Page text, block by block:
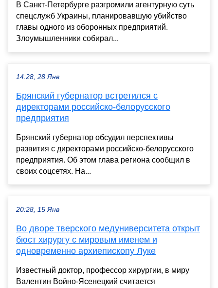
В Санкт-Петербурге разгромили агентурную суть
спецслужб Украины, планировавшую убийство
главы одного из оборонных предприятий.
Злоумышленники собирал...
14:28, 28 Янв
Брянский губернатор встретился с
директорами российско-белорусского
предприятия
Брянский губернатор обсудил перспективы
развития с директорами российско-белорусского
предприятия. Об этом глава региона сообщил в
своих соцсетях. На...
20:28, 15 Янв
Во дворе тверского медуниверситета открыт
бюст хирургу с мировым именем и
одновременно архиепископу Луке
Известный доктор, профессор хирургии, в миру
Валентин Войно-Ясенецкий считается